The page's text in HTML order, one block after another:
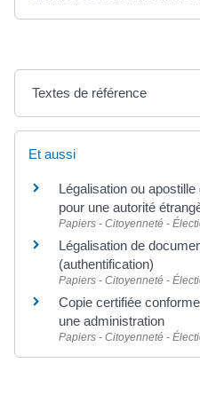
Textes de référence
Et aussi
Légalisation ou
pour une autorité
Papiers - Citoyenneté -
Légalisation de
(authentification)
Papiers - Citoyenneté -
Copie certifiée
une administration
Papiers - Citoyenneté -